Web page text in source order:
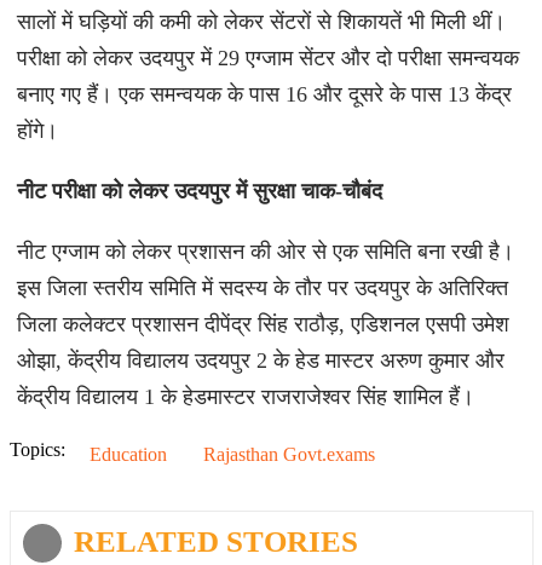
सालों में घड़ियों की कमी को लेकर सेंटरों से शिकायतें भी मिली थीं।
परीक्षा को लेकर उदयपुर में 29 एग्जाम सेंटर और दो परीक्षा समन्वयक
बनाए गए हैं। एक समन्वयक के पास 16 और दूसरे के पास 13 केंद्र
होंगे।
नीट परीक्षा को लेकर उदयपुर में सुरक्षा चाक-चौबंद
नीट एग्जाम को लेकर प्रशासन की ओर से एक समिति बना रखी है।
इस जिला स्तरीय समिति में सदस्य के तौर पर उदयपुर के अतिरिक्त
जिला कलेक्टर प्रशासन दीपेंद्र सिंह राठौड़, एडिशनल एसपी उमेश
ओझा, केंद्रीय विद्यालय उदयपुर 2 के हेड मास्टर अरुण कुमार और
केंद्रीय विद्यालय 1 के हेडमास्टर राजराजेश्वर सिंह शामिल हैं।
Topics: Education Rajasthan Govt.exams
RELATED STORIES